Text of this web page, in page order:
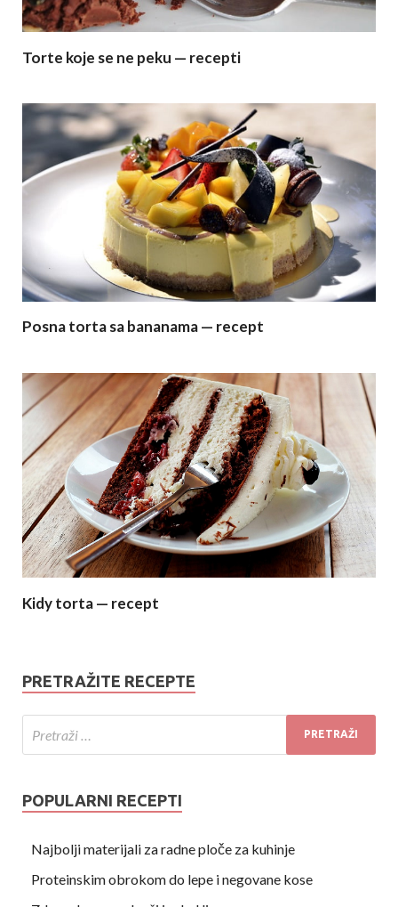
Torte koje se ne peku — recepti
Posna torta sa bananama — recept
Kidy torta — recept
PRETRAŽITE RECEPTE
POPULARNI RECEPTI
Najbolji materijali za radne ploče za kuhinje
Proteinskim obrokom do lepe i negovane kose